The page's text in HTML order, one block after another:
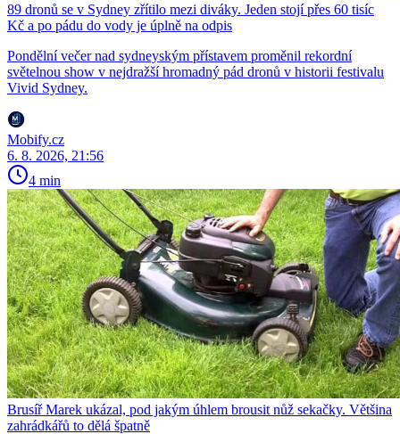
89 dronů se v Sydney zřítilo mezi diváky. Jeden stojí přes 60 tisíc
Kč a po pádu do vody je úplně na odpis
Pondělní večer nad sydneyským přístavem proměnil rekordní
světelnou show v nejdražší hromadný pád dronů v historii festivalu
Vivid Sydney.
Mobify.cz
6. 8. 2026, 21:56
4 min
Brusíř Marek ukázal, pod jakým úhlem brousit nůž sekačky. Většina
zahrádkářů to dělá špatně